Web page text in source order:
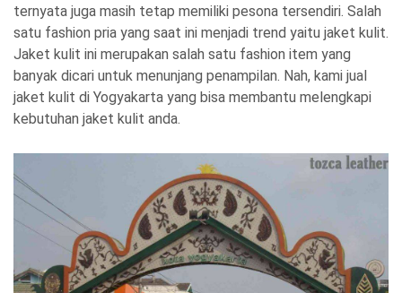
ternyata juga masih tetap memiliki pesona tersendiri. Salah
satu fashion pria yang saat ini menjadi trend yaitu jaket kulit.
Jaket kulit ini merupakan salah satu fashion item yang
banyak dicari untuk menunjang penampilan. Nah, kami jual
jaket kulit di Yogyakarta yang bisa membantu melengkapi
kebutuhan jaket kulit anda.